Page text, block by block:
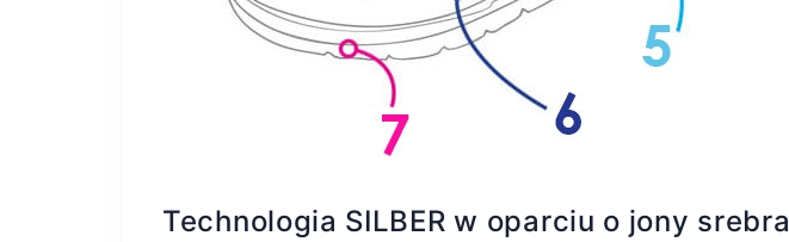
Technologia SILBER w oparciu o jony srebra